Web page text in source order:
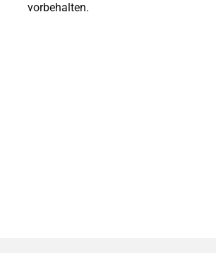
vorbehalten.